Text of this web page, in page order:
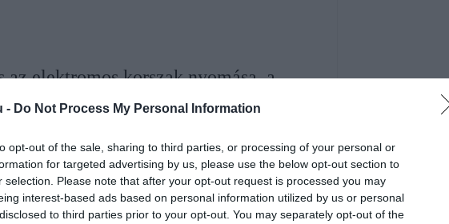
- Do Not Process My Personal Information
opt-out of the sale, sharing to third parties, or processing of your personal or
for targeted advertising by us, please use the below opt-out section to
selection. Please note that after your opt-out request is processed you may
interest-based ads based on personal information utilized by us or personal
to third parties prior to your opt-out. You may separately opt-out of the
elektromos korszak nyomása, a
villanyhajtású modelljét, amely a
volna gyártani. A vásárlók
Eközben a
csúcsra futottak.